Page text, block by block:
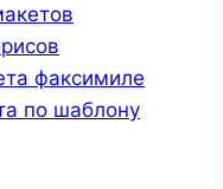
факсимиле
по шаблону